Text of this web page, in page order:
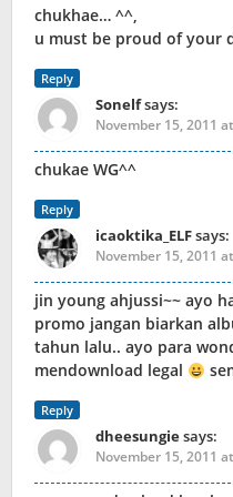
chukhae… ^^,
u must be proud of your
Reply
Sonelfsays:
November 15, 2011
chukae WG^^
Reply
icaoktika_ELFsays:
November 15, 2011
jin young ahjussi~~ ayo
promo jangan biarkan
tahun lalu.. ayo para
mendownload legal
Reply
dheesungiesays:
November 15, 2011